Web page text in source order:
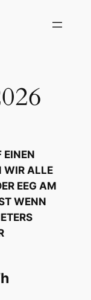
EINEN
WIR ALLE
EEG AM
WENN